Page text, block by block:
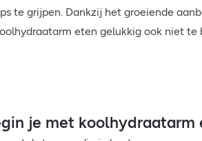
te grijpen. Dankzij het groeiende
eten gelukkig ook niet te
je met koolhydraatarm